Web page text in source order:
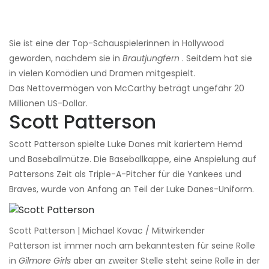
Sie ist eine der Top-Schauspielerinnen in Hollywood
geworden, nachdem sie in Brautjungfern . Seitdem hat sie
in vielen Komödien und Dramen mitgespielt.
Das Nettovermögen von McCarthy beträgt ungefähr 20
Millionen US-Dollar.
Scott Patterson
Scott Patterson spielte Luke Danes mit kariertem Hemd
und Baseballmütze. Die Baseballkappe, eine Anspielung auf
Pattersons Zeit als Triple-A-Pitcher für die Yankees und
Braves, wurde von Anfang an Teil der Luke Danes-Uniform.
Scott Patterson | Michael Kovac / Mitwirkender
Patterson ist immer noch am bekanntesten für seine Rolle
in Gilmore Girls aber an zweiter Stelle steht seine Rolle in der